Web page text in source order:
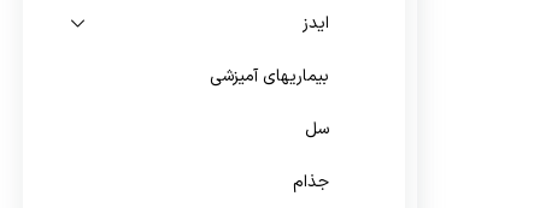
ایدز
بیماریهای آمیزشی
سل
جذام